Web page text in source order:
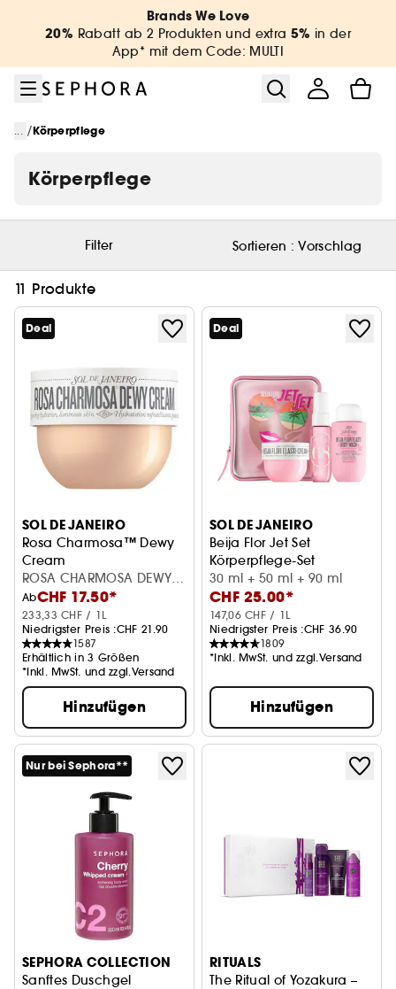
Brands We Love
20% Rabatt ab 2 Produkten und extra 5% in der
App* mit dem Code: MULTI
... /Körperpflege
Körperpflege
Filter Sortieren :Vorschlag
11 Produkte
Deal
SOL DE JANEIRO
Rosa Charmosa™ Dewy
Cream
Körpercreme mit blumig-fruchtigem Duft
ROSA CHARMOSA DEWY
CREAM 75 ML
AbCHF 17.50*
233,33 CHF / 1L
Niedrigster Preis :CHF 21.90
1587
Erhältlich in 3 Größen
*Inkl. MwSt. und zzgl.Versand
Hinzufügen
Deal
SOL DE JANEIRO
Beija Flor Jet Set
Körperpflege-Set
30 ml + 50 ml + 90 ml
CHF 25.00*
147,06 CHF / 1L
Niedrigster Preis :CHF 36.90
1809
*Inkl. MwSt. und zzgl.Versand
Hinzufügen
Nur bei Sephora**
SEPHORA COLLECTION
Sanftes Duschgel
RITUALS
The Ritual of Yozakura –